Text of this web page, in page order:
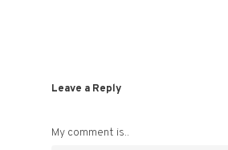
Leave a Reply
My comment is..